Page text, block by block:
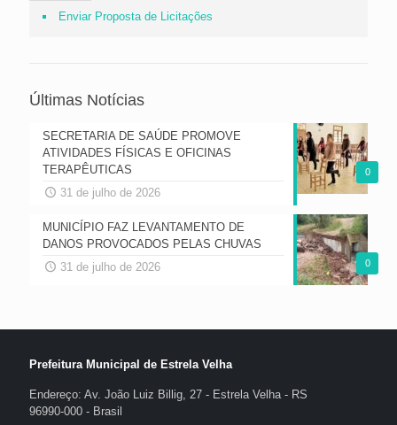
Enviar Proposta de Licitações
Últimas Notícias
0
SECRETARIA DE SAÚDE PROMOVE
ATIVIDADES FÍSICAS E OFICINAS
TERAPÊUTICAS
31 de julho de 2026
0
MUNICÍPIO FAZ LEVANTAMENTO DE
DANOS PROVOCADOS PELAS CHUVAS
31 de julho de 2026
Prefeitura Municipal de Estrela Velha
Endereço: Av. João Luiz Billig, 27 - Estrela Velha - RS
96990-000 - Brasil